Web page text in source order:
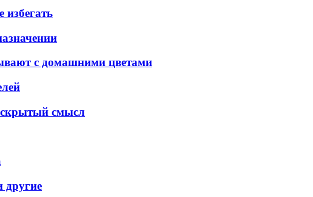
избегать
с домашними цветами
скрытый смысл
другие